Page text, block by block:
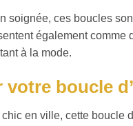
soignée, ces boucles
également
à la mode.
votre boucle
en ville, cette boucle